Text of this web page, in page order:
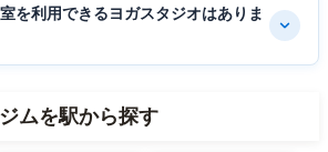
を利用できるヨガスタジオはありま
ムを駅から探す